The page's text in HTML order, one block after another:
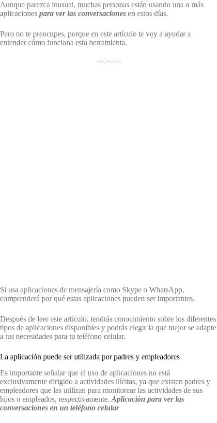
Aunque parezca inusual, muchas personas están usando una o más
aplicaciones para ver las conversaciones en estos días.
Pero no te preocupes, porque en este artículo te voy a ayudar a
entender cómo funciona esta herramienta.
ANÚNCIOS
Si usa aplicaciones de mensajería como Skype o WhatsApp,
comprenderá por qué estas aplicaciones pueden ser importantes.
Después de leer este artículo, tendrás conocimiento sobre los diferentes
tipos de aplicaciones disponibles y podrás elegir la que mejor se adapte
a tus necesidades para tu teléfono celular.
La aplicación puede ser utilizada por padres y empleadores
Es importante señalar que el uso de aplicaciones no está
exclusivamente dirigido a actividades ilícitas, ya que existen padres y
empleadores que las utilizan para monitorear las actividades de sus
hijos o empleados, respectivamente. Aplicación para ver las
conversaciones en un teléfono celular